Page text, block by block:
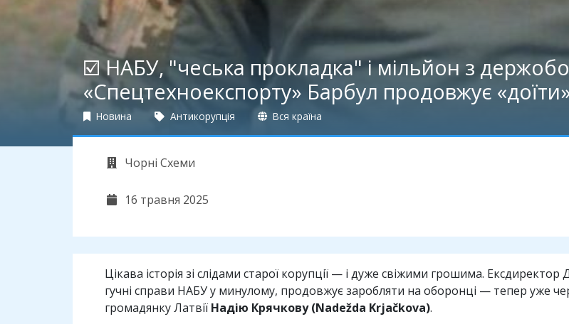
☑️ НАБУ, "чеська прокладка" і мільйон з
«Спецтехноекспорту» Барбул продовжує
Новина Антикорупція Вся країна
Чорні Схеми
16 травня 2025
Цікава історія зі слідами старої корупції — і дуже свіжими грошима. Ексдиректор
гучні справи НАБУ у минулому, продовжує заробляти на оборонці — тепер уже
громадянку Латвії Надію Крячкову (Nadežda Krjačkova).